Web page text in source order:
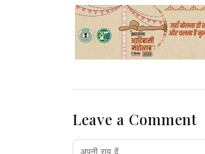
Leave a Comment